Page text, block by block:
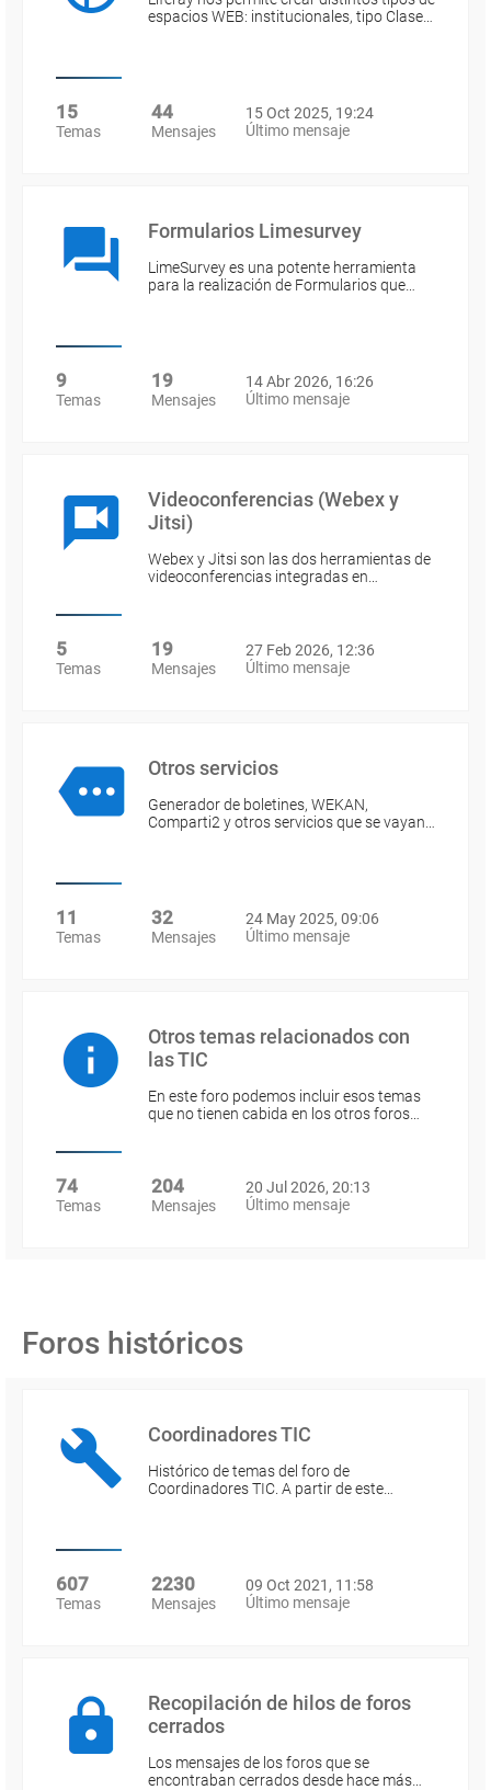
espacios WEB: institucionales, tipo Clase…
15
Temas
44
Mensajes
15 Oct 2025, 19:24
Último mensaje
Formularios Limesurvey
LimeSurvey es una potente herramienta
para la realización de Formularios que…
9
Temas
19
Mensajes
14 Abr 2026, 16:26
Último mensaje
Videoconferencias (Webex y
Jitsi)
Webex y Jitsi son las dos herramientas de
videoconferencias integradas en…
5
Temas
19
Mensajes
27 Feb 2026, 12:36
Último mensaje
Otros servicios
Generador de boletines, WEKAN,
Comparti2 y otros servicios que se vayan…
11
Temas
32
Mensajes
24 May 2025, 09:06
Último mensaje
Otros temas relacionados con
las TIC
En este foro podemos incluir esos temas
que no tienen cabida en los otros foros…
74
Temas
204
Mensajes
20 Jul 2026, 20:13
Último mensaje
Foros históricos
Coordinadores TIC
Histórico de temas del foro de
Coordinadores TIC. A partir de este…
607
Temas
2230
Mensajes
09 Oct 2021, 11:58
Último mensaje
Recopilación de hilos de foros
cerrados
Los mensajes de los foros que se
encontraban cerrados desde hace más…